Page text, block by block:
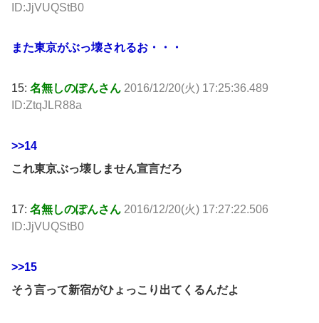
ID:JjVUQStB0
また東京がぶっ壊されるお・・・
15: 名無しのぽんさん 2016/12/20(火) 17:25:36.489
ID:ZtqJLR88a
>>14
これ東京ぶっ壊しません宣言だろ
17: 名無しのぽんさん 2016/12/20(火) 17:27:22.506
ID:JjVUQStB0
>>15
そう言って新宿がひょっこり出てくるんだよ